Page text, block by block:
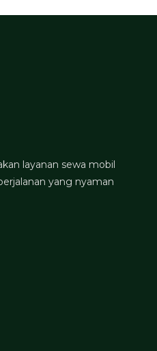
layanan sewa mobil
yang nyaman